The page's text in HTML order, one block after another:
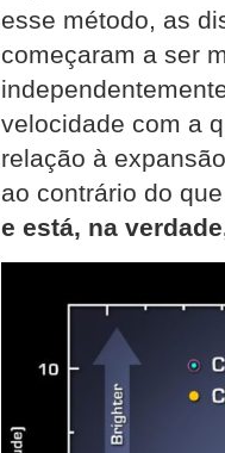
esse método, as
começaram a ser
velocidade com a
relação à
ao contrário do
e está, na